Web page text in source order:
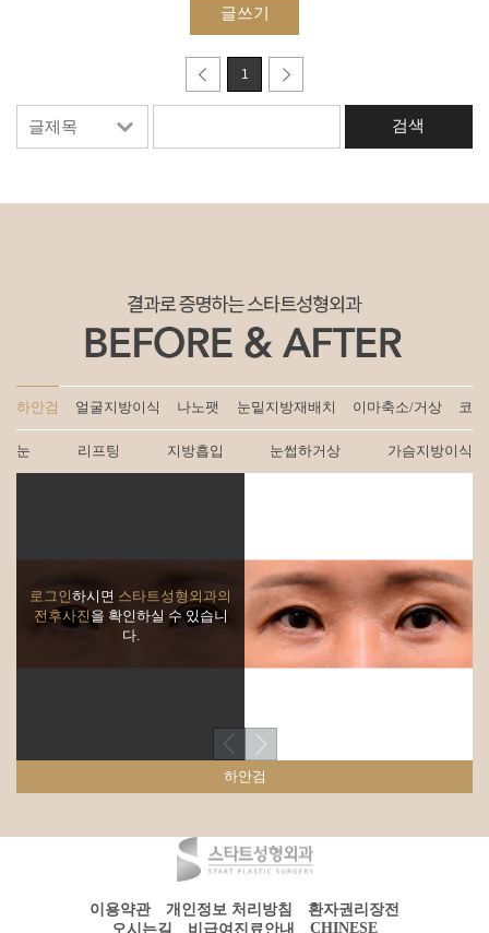
글쓰기
1
하안검 얼굴지방이식 나노팻 눈밑지방재배치 이마축소/거상 코
눈 리프팅 지방흡입 눈썹하거상 가슴지방이식
로그인하시면 스타트성형외과의
전후사진을 확인하실 수 있습니
다.
하안검
이용약관 개인정보 처리방침
환자권리장전
오시는길
비급여진료안내 CHINESE